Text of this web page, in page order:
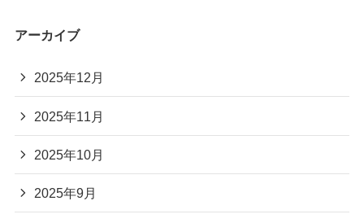
アーカイブ
2025年12月
2025年11月
2025年10月
2025年9月